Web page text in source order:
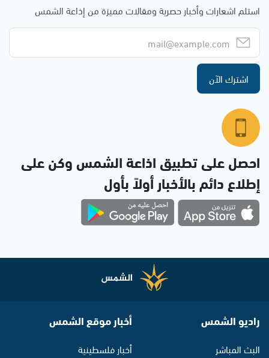
استلم اشعارات وأخبار حصرية ومقالات مميزة من إذاعة الشمس
اشترك الآن
احصل على تطبيق اذاعة الشمس وكن على
إطلاع دائم بالأخبار أولاً بأول
راديو الشمس
البث المباشر
أخبار موقع الشمس
أخبار فلسطينية